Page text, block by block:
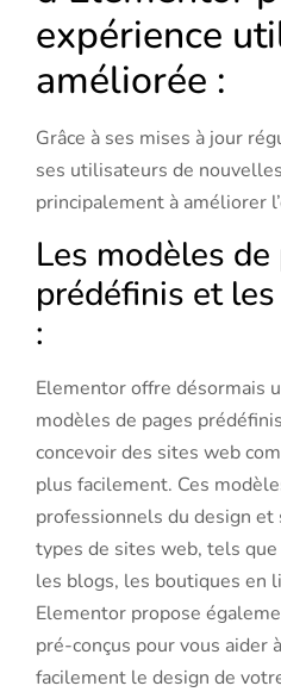
expérience
améliorée :
Grâce à ses mises à jour
ses utilisateurs de
principalement à améliorer
Les modèles de
prédéfinis et
:
Elementor offre désormais
modèles de pages
concevoir des sites web
plus facilement. Ces
professionnels du design
types de sites web, tels
les blogs, les boutiques en
Elementor propose
pré-conçus pour vous aider
facilement le design de